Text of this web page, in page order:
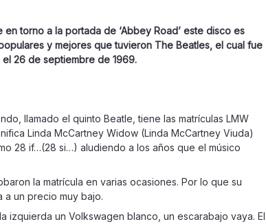
torno a la portada de ‘Abbey Road’ este disco es
y mejores que tuvieron The Beatles, el cual fue
el 26 de septiembre de 1969.
llamado el quinto Beatle, tiene las matrículas LMW
Linda McCartney Widow (Linda McCartney Viuda)
28 if…(28 si…) aludiendo a los años que el músico
la matrícula en varias ocasiones. Por lo que su
a un precio muy bajo.
izquierda un Volkswagen blanco, un escarabajo vaya. El